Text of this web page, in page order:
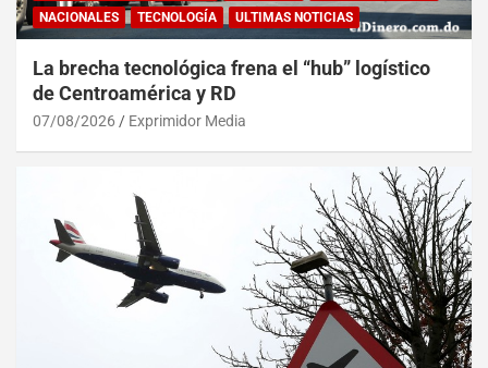
NACIONALES
TECNOLOGÍA ULTIMAS NOTICIAS
La brecha tecnológica frena el “hub” logístico
de Centroamérica y RD
07/08/2026 Exprimidor Media